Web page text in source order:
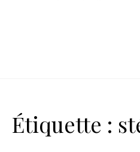
Étiquette :